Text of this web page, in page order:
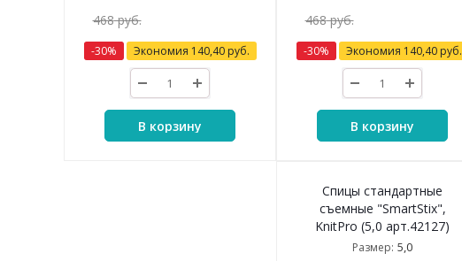
468руб.
-30% Экономия 140,40руб.
В корзину
468руб.
-30% Экономия 140,40руб.
В корзину
Спицы стандартные
съемные "SmartStix",
KnitPro (5,0 арт.42127)
Размер: 5,0